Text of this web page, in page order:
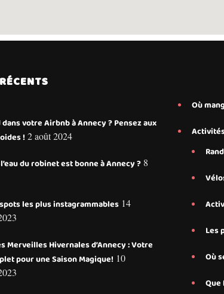
votre Airbnb à Annecy ? Pensez aux
! 2 août 2024
du robinet est bonne à Annecy ? 8
les plus instagrammables 14
Merveilles Hivernales d’Annecy : Votre
pour une Saison Magique! 10
Où
Les
Où